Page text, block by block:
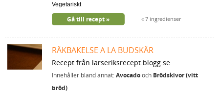
Vegetariskt
7 ingredienser
Gå till recept
RÄKBAKELSE A LA BUDSKÄR
Recept från larseriksrecept.blogg.se
Innehåller bland annat:Avocadooch Brödskivor (vitt
bröd)